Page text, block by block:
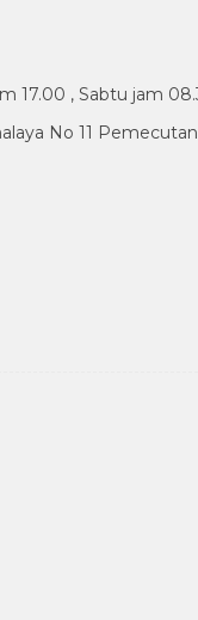
17.00 , Sabtu jam
No 11